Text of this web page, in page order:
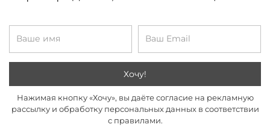
Хочу!
Нажимая кнопку «Хочу», вы даёте согласие на рекламную
рассылку и обработку персональных данных в соответствии
с правилами.